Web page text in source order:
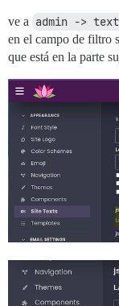
ve a admin ->
en el campo de filtro
que está en la parte